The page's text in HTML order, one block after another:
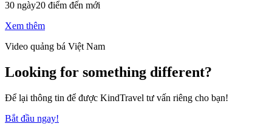
30 ngày20 điểm đến mới
Xem thêm
Video quảng bá Việt Nam
Looking for something different?
Để lại thông tin để được KindTravel tư vấn riêng cho bạn!
Bắt đầu ngay!